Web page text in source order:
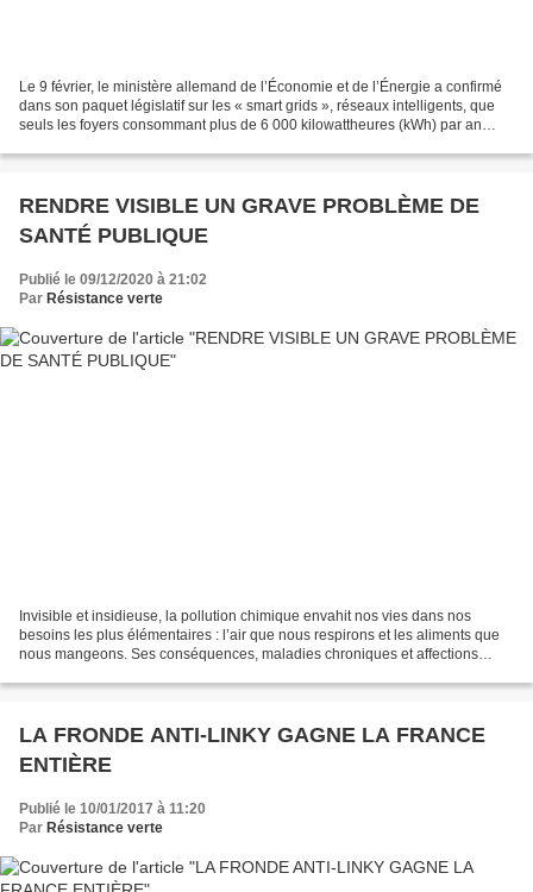
Le 9 février, le ministère allemand de l’Économie et de l’Énergie a confirmé
dans son paquet législatif sur les « smart grids », réseaux intelligents, que
seuls les foyers consommant plus de 6 000 kilowattheures (kWh) par an
RENDRE VISIBLE UN GRAVE PROBLÈME DE
SANTÉ PUBLIQUE
Publié le 09/12/2020 à 21:02
Par Résistance verte
Invisible et insidieuse, la pollution chimique envahit nos vies dans nos
besoins les plus élémentaires : l’air que nous respirons et les aliments que
nous mangeons. Ses conséquences, maladies chroniques et affections
LA FRONDE ANTI-LINKY GAGNE LA FRANCE
ENTIÈRE
Publié le 10/01/2017 à 11:20
Par Résistance verte